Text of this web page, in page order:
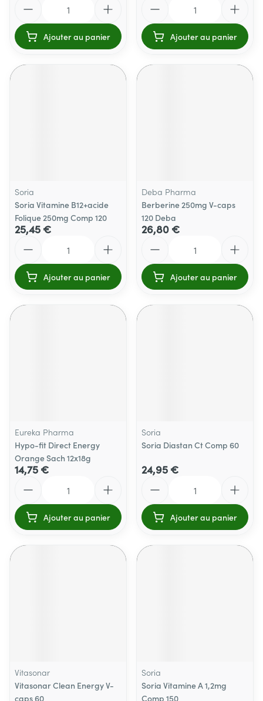
Ajouter au panier Ajouter au panier
Soria
Soria Vitamine B12+acide
Folique 250mg Comp 120
25,45 €
Ajouter au panier
Deba Pharma
Berberine 250mg V-caps
120 Deba
26,80 €
Ajouter au panier
Eureka Pharma
Hypo-fit Direct Energy
Orange Sach 12x18g
14,75 €
Ajouter au panier
Soria
Soria Diastan Ct Comp 60
24,95 €
Ajouter au panier
Vitasonar
Vitasonar Clean Energy V-
caps 60
Soria
Soria Vitamine A 1,2mg
Comp 150